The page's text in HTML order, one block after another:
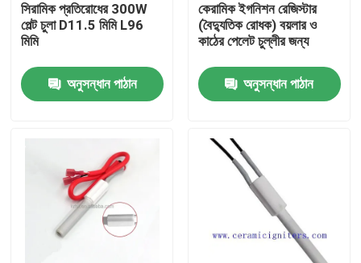
বাড়ি
সিরামিক প্রতিরোধের 300W
পেল্ট চুলা D11.5 মিমি L96
মিমি
অনুসন্ধান পাঠান
কেরামিক ইগনিশন রেজিস্টার
(বৈদ্যুতিক রোধক) বয়লার ও
কাঠের পেলেট চুল্লীর জন্য
অনুসন্ধান পাঠান